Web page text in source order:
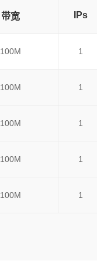
带宽 IPs
100M 1
100M 1
100M 1
100M 1
100M 1